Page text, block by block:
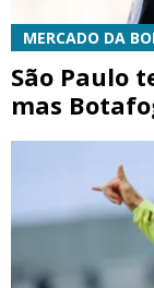
MERCADO DA
São Paulo
mas